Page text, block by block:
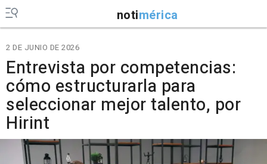
notimérica
2 DE JUNIO DE 2026
Entrevista por competencias:
cómo estructurarla para
seleccionar mejor talento, por
Hirint